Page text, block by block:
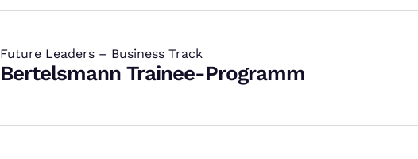
Future Leaders – Business Track
:
Bertelsmann Trainee-Programm